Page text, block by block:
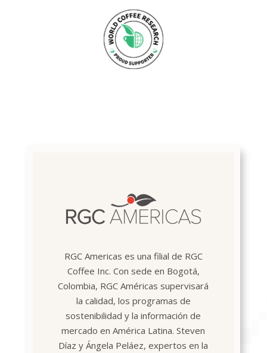
RGC Americas es una filial de RGC
Coffee Inc. Con sede en Bogotá,
Colombia, RGC Américas supervisará
la calidad, los programas de
sostenibilidad y la información de
mercado en América Latina. Steven
Díaz y Ángela Peláez, expertos en la